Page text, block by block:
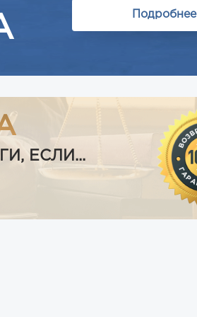
Подробнее
ЕСЛИ...